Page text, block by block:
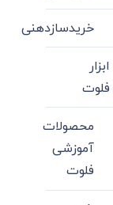
خریدسازدهنی
ابزار
فلوت
محصولات
آموزشی
فلوت